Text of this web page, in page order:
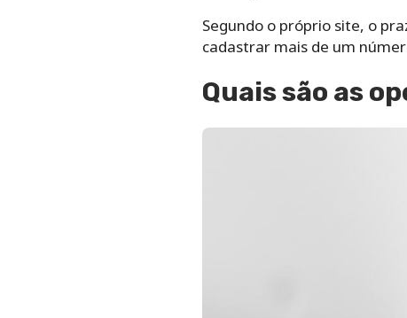
Segundo o próprio site, o
cadastrar mais de um
Quais são as